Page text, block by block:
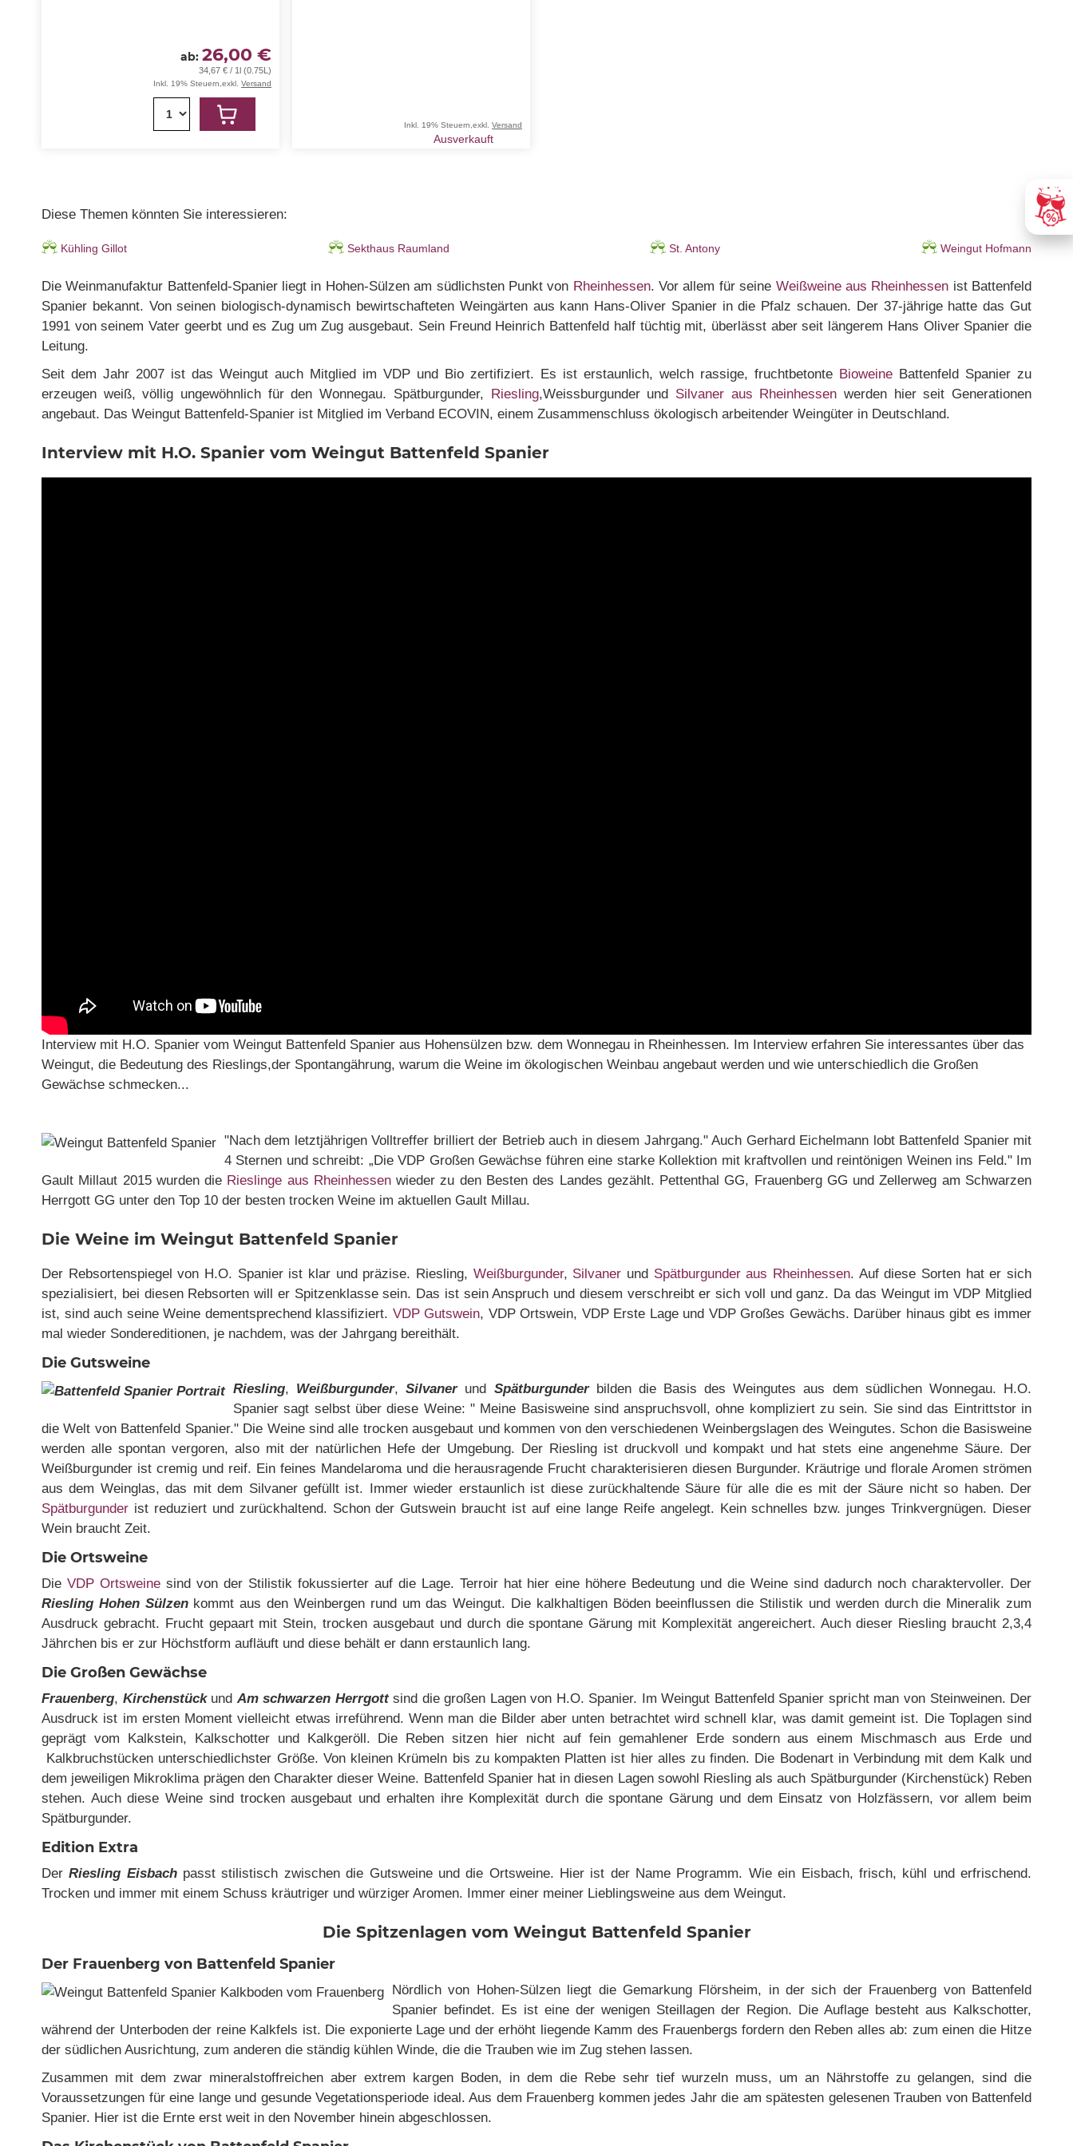
ab 26,00 €
34,67 € / 1l (0.75L)
Inkl. 19% Steuern exkl. Versand
1
Inkl. 19% Steuern exkl. Versand
Ausverkauft
Diese Themen könnten Sie interessieren:
Kühling Gillot Sekthaus Raumland St. Antony Weingut Hofmann
Die Weinmanufaktur Battenfeld-Spanier liegt in Hohen-Sülzen am südlichsten Punkt von Rheinhessen. Vor allem für seine Weißweine aus Rheinhessen ist Battenfeld
Spanier bekannt. Von seinen biologisch-dynamisch bewirtschafteten Weingärten aus kann Hans-Oliver Spanier in die Pfalz schauen. Der 37-jährige hatte das Gut
1991 von seinem Vater geerbt und es Zug um Zug ausgebaut. Sein Freund Heinrich Battenfeld half tüchtig mit, überlässt aber seit längerem Hans Oliver Spanier die
Leitung.
Seit dem Jahr 2007 ist das Weingut auch Mitglied im VDP und Bio zertifiziert. Es ist erstaunlich, welch rassige, fruchtbetonte Bioweine Battenfeld Spanier zu
erzeugen weiß, völlig ungewöhnlich für den Wonnegau. Spätburgunder, Riesling,Weissburgunder und Silvaner aus Rheinhessen werden hier seit Generationen
angebaut. Das Weingut Battenfeld-Spanier ist Mitglied im Verband ECOVIN, einem Zusammenschluss ökologisch arbeitender Weingüter in Deutschland.
Interview mit H.O. Spanier vom Weingut Battenfeld Spanier
Interview mit H.O. Spanier vom Weingut Battenfeld Spanier aus Hohensülzen bzw. dem Wonnegau in Rheinhessen. Im Interview erfahren Sie interessantes über das
Weingut, die Bedeutung des Rieslings,der Spontangährung, warum die Weine im ökologischen Weinbau angebaut werden und wie unterschiedlich die Großen
Gewächse schmecken...
"Nach dem letztjährigen Volltreffer brilliert der Betrieb auch in diesem Jahrgang." Auch Gerhard Eichelmann lobt Battenfeld Spanier mit
4 Sternen und schreibt: „Die VDP Großen Gewächse führen eine starke Kollektion mit kraftvollen und reintönigen Weinen ins Feld." Im
Gault Millaut 2015 wurden die Rieslinge aus Rheinhessenwieder zu den Besten des Landes gezählt. Pettenthal GG, Frauenberg GG und Zellerweg am Schwarzen
Herrgott GG unter den Top 10 der besten trocken Weine im aktuellen Gault Millau.
Die Weine im Weingut Battenfeld Spanier
Der Rebsortenspiegel von H.O. Spanier ist klar und präzise. Riesling, Weißburgunder, Silvaner und Spätburgunder aus Rheinhessen. Auf diese Sorten hat er sich
spezialisiert, bei diesen Rebsorten will er Spitzenklasse sein. Das ist sein Anspruch und diesem verschreibt er sich voll und ganz. Da das Weingut im VDP Mitglied
ist, sind auch seine Weine dementsprechend klassifiziert. VDP Gutswein, VDP Ortswein, VDP Erste Lage und VDP Großes Gewächs. Darüber hinaus gibt es immer
mal wieder Sondereditionen, je nachdem, was der Jahrgang bereithält.
Die Gutsweine
Riesling, Weißburgunder,Silvanerund Spätburgunderbilden die Basis des Weingutes aus dem südlichen Wonnegau. H.O.
Spanier sagt selbst über diese Weine: " Meine Basisweine sind anspruchsvoll, ohne kompliziert zu sein. Sie sind das Eintrittstor in
die Welt von Battenfeld Spanier." Die Weine sind alle trocken ausgebaut und kommen von den verschiedenen Weinbergslagen des Weingutes. Schon die Basisweine
werden alle spontan vergoren, also mit der natürlichen Hefe der Umgebung. Der Riesling ist druckvoll und kompakt und hat stets eine angenehme Säure. Der
Weißburgunder ist cremig und reif. Ein feines Mandelaroma und die herausragende Frucht charakterisieren diesen Burgunder. Kräutrige und florale Aromen strömen
aus dem Weinglas, das mit dem Silvaner gefüllt ist. Immer wieder erstaunlich ist diese zurückhaltende Säure für alle die es mit der Säure nicht so haben. Der
Spätburgunder ist reduziert und zurückhaltend. Schon der Gutswein braucht ist auf eine lange Reife angelegt. Kein schnelles bzw. junges Trinkvergnügen. Dieser
Wein braucht Zeit.
Die Ortsweine
Die VDP Ortsweinesind von der Stilistik fokussierter auf die Lage. Terroir hat hier eine höhere Bedeutung und die Weine sind dadurch noch charaktervoller. Der
Riesling Hohen Sülzenkommt aus den Weinbergen rund um das Weingut. Die kalkhaltigen Böden beeinflussen die Stilistik und werden durch die Mineralik zum
Ausdruck gebracht. Frucht gepaart mit Stein, trocken ausgebaut und durch die spontane Gärung mit Komplexität angereichert. Auch dieser Riesling braucht 2,3,4
Jährchen bis er zur Höchstform aufläuft und diese behält er dann erstaunlich lang.
Die Großen Gewächse
Frauenberg, Kirchenstückund Am schwarzen Herrgottsind die großen Lagen von H.O. Spanier. Im Weingut Battenfeld Spanier spricht man von Steinweinen. Der
Ausdruck ist im ersten Moment vielleicht etwas irreführend. Wenn man die Bilder aber unten betrachtet wird schnell klar, was damit gemeint ist. Die Toplagen sind
geprägt vom Kalkstein, Kalkschotter und Kalkgeröll. Die Reben sitzen hier nicht auf fein gemahlener Erde sondern aus einem Mischmasch aus Erde und
Kalkbruchstücken unterschiedlichster Größe. Von kleinen Krümeln bis zu kompakten Platten ist hier alles zu finden. Die Bodenart in Verbindung mit dem Kalk und
dem jeweiligen Mikroklima prägen den Charakter dieser Weine. Battenfeld Spanier hat in diesen Lagen sowohl Riesling als auch Spätburgunder (Kirchenstück) Reben
stehen. Auch diese Weine sind trocken ausgebaut und erhalten ihre Komplexität durch die spontane Gärung und dem Einsatz von Holzfässern, vor allem beim
Spätburgunder.
Edition Extra
DerRiesling Eisbachpasst stilistisch zwischen die Gutsweine und die Ortsweine. Hier ist der Name Programm. Wie ein Eisbach, frisch, kühl und erfrischend.
Trocken und immer mit einem Schuss kräutriger und würziger Aromen. Immer einer meiner Lieblingsweine aus dem Weingut.
Die Spitzenlagen vom Weingut Battenfeld Spanier
Der Frauenberg von Battenfeld Spanier
Nördlich von Hohen-Sülzen liegt die Gemarkung Flörsheim, in der sich der Frauenberg von Battenfeld
Spanier befindet. Es ist eine der wenigen Steillagen der Region. Die Auflage besteht aus Kalkschotter,
während der Unterboden der reine Kalkfels ist. Die exponierte Lage und der erhöht liegende Kamm des Frauenbergs fordern den Reben alles ab: zum einen die Hitze
der südlichen Ausrichtung, zum anderen die ständig kühlen Winde, die die Trauben wie im Zug stehen lassen.
Zusammen mit dem zwar mineralstoffreichen aber extrem kargen Boden, in dem die Rebe sehr tief wurzeln muss, um an Nährstoffe zu gelangen, sind die
Voraussetzungen für eine lange und gesunde Vegetationsperiode ideal. Aus dem Frauenberg kommen jedes Jahr die am spätesten gelesenen Trauben von Battenfeld
Spanier. Hier ist die Ernte erst weit in den November hinein abgeschlossen.